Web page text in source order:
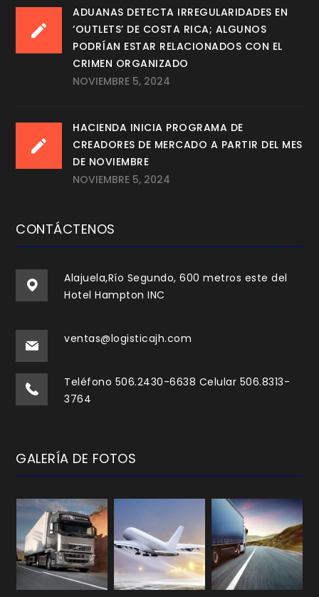
ADUANAS DETECTA IRREGULARIDADES EN
‘OUTLETS’ DE COSTA RICA; ALGUNOS
PODRÍAN ESTAR RELACIONADOS CON EL
CRIMEN ORGANIZADO
NOVIEMBRE 5, 2024
HACIENDA INICIA PROGRAMA DE
CREADORES DE MERCADO A PARTIR DEL MES
DE NOVIEMBRE
NOVIEMBRE 5, 2024
CONTÁCTENOS
Alajuela,Río Segundo, 600 metros este del
Hotel Hampton INC
ventas@logisticajh.com
Teléfono 506.2430-6638 Celular 506.8313-
3764
GALERÍA DE FOTOS